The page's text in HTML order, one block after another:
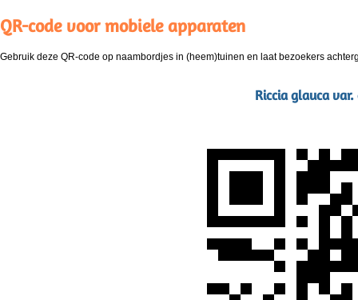
QR-code voor mobiele apparaten
Gebruik deze QR-code op naambordjes in (heem)tuinen en laat bezoekers
Riccia glauca